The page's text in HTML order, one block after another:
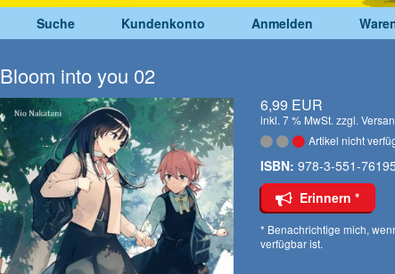
Suche Kundenkonto Anmelden
Bloom into you 02
6,99 EUR
inkl. 7 % MwSt. zzgl.
Artikel nicht
ISBN: 978-3-551-
Erinnern *
* Benachrichtige mich,
verfügbar ist.